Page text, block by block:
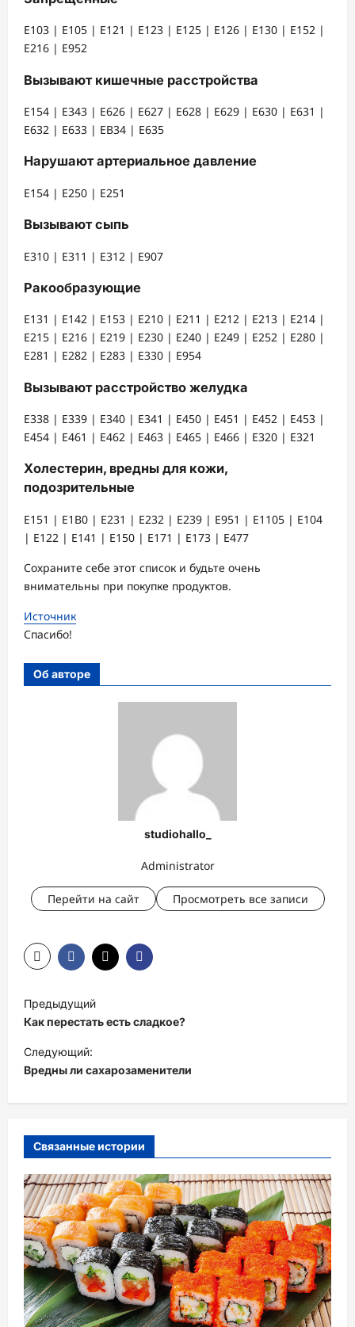
Е103 | Е105 | Е121 | Е123 | Е125 | Е126 | Е130 | Е152 |
Е216 | Е952
Вызывают кишечные расстройства
Е154 | Е343 | Е626 | Е627 | Е628 | Е629 | Е630 | Е631 |
Е632 | Е633 | ЕВ34 | Е635
Нарушают артериальное давление
Е154 | Е250 | Е251
Вызывают сыпь
Е310 | Е311 | Е312 | Е907
Ракообразующие
Е131 | Е142 | Е153 | Е210 | Е211 | Е212 | Е213 | Е214 |
Е215 | Е216 | Е219 | Е230 | Е240 | Е249 | Е252 | Е280 |
Е281 | E282 | Е283 | Е330 | Е954
Вызывают расстройство желудка
Е338 | Е339 | Е340 | Е341 | Е450 | Е451 | Е452 | Е453 |
Е454 | Е461 | Е462 | Е463 | Е465 | Е466 | Е320 | Е321
Холестерин, вредны для кожи,
подозрительные
Е151 | Е1В0 | Е231 | Е232 | Е239 | Е951 | Е1105 | Е104
| Е122 | Е141 | Е150 | Е171 | Е173 | Е477
Сохраните себе этот список и будьте очень
внимательны при покупке продуктов.
Источник
Спасибо!
Об авторе
studiohallo_
Administrator
Перейти на сайт Просмотреть все записи
Н
а
в
и
ц
я
з
а
п
и
с
Предыдущий
Как перестать есть сладкое?
Следующий:
Вредны ли сахарозаменители
Связанные истории